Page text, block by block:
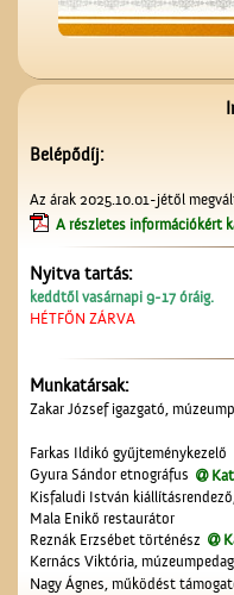
A régi
Belépődíj:
Az árak 2025.10.01-jétől
A részletes információkért
Nyitva tartás:
keddtől vasárnapi 9-17 óráig.
HÉTFŐN ZÁRVA
Munkatársak:
Zakar József igazgató,
Farkas Ildikó gyűjteménykezelő
Gyura Sándor etnográfus
Kisfaludi István
Mala Enikő restaurátor
Reznák Erzsébet történész
Kernács Viktória,
Nagy Ágnes, működést